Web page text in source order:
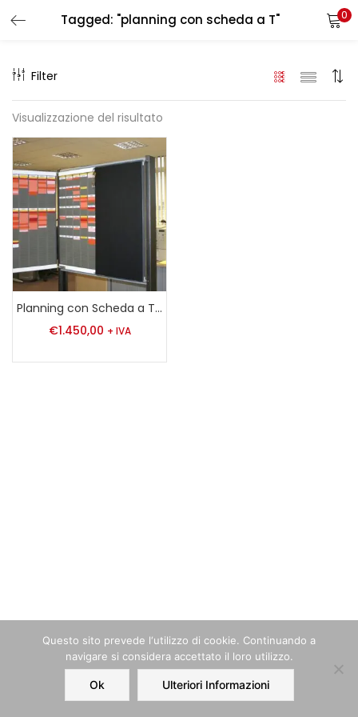
Tagged: "planning con scheda a T" 0
Home Order Account
Filter
Visualizzazione del risultato
Planning con Scheda a T con chiusura centrale
€1.450,00 + IVA
LOGIN REGISTER
Enter your username and password to login.
Remember me
Login
Lost password?
Questo sito prevede l‘utilizzo di cookie. Continuando a
navigare si considera accettato il loro utilizzo.
Ok Ulteriori Informazioni